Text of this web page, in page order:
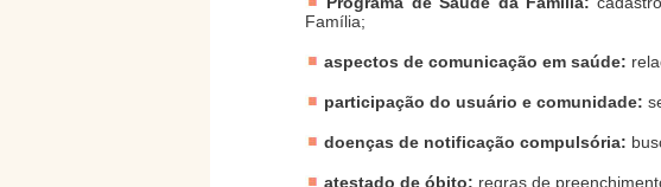
Família;
aspectos de comunicação em saúde:
participação do usuário e comunidade:
doenças de notificação compulsória:
atestado de óbito: regras de